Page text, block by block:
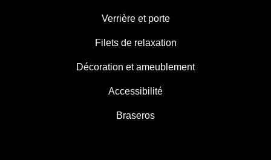
Verrière et porte
Filets de relaxation
Décoration et ameublement
Accessibilité
Braseros